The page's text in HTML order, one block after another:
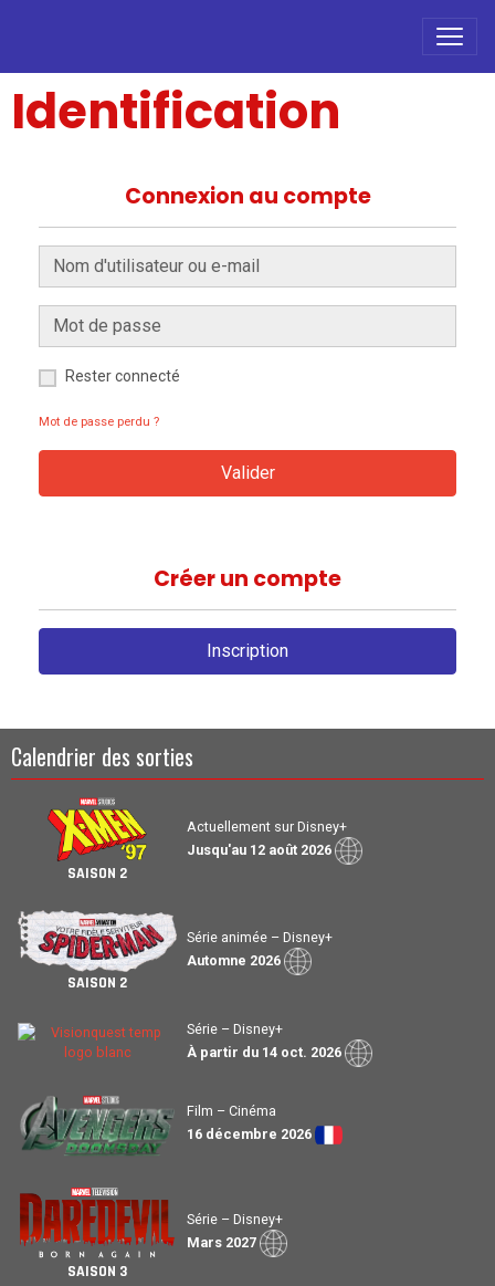
Identification
Connexion au compte
Rester connecté
Mot de passe perdu ?
Valider
Créer un compte
Inscription
Calendrier des sorties
SAISON 2
Actuellement sur Disney+
Jusqu'au 12 août 2026
SAISON 2
Série animée – Disney+
Automne 2026
Série – Disney+
À partir du 14 oct. 2026
Film – Cinéma
16 décembre 2026
SAISON 3
Série – Disney+
Mars 2027